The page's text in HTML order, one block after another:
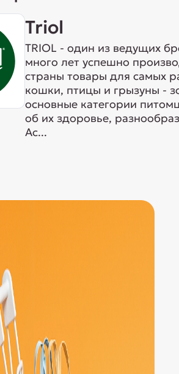
Triol
TRIOL - один из ведущих
много лет успешно
страны товары для самых
кошки, птицы и грызуны -
основные категории
об их здоровье,
Ас...